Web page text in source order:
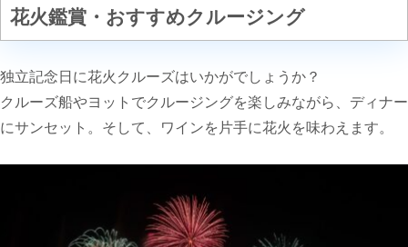
花火鑑賞・おすすめクルージング
独立記念日に花火クルーズはいかがでしょうか ？
クルーズ船やヨットでクルージングを楽しみながら、ディナー
にサンセット 。 そして、ワインを片手に花火を味わえます。